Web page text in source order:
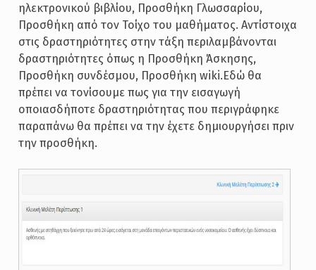
ηλεκτρονικού βιβλίου, Προσθήκη Γλωσσαρίου,
Προσθήκη από τον Τοίχο του μαθήματος. Αντίστοιχα
στις δραστηριότητες στην τάξη περιλαμβάνονται
δραστηριότητες όπως η Προσθήκη Άσκησης,
Προσθήκη συνδέσμου, Προσθήκη wiki.Εδώ θα
πρέπει να τονίσουμε πως για την εισαγωγή
οποιασδήποτε δραστηριότητας που περιγράφηκε
παραπάνω θα πρέπει να την έχετε δημιουργήσει πριν
την προσθήκη.